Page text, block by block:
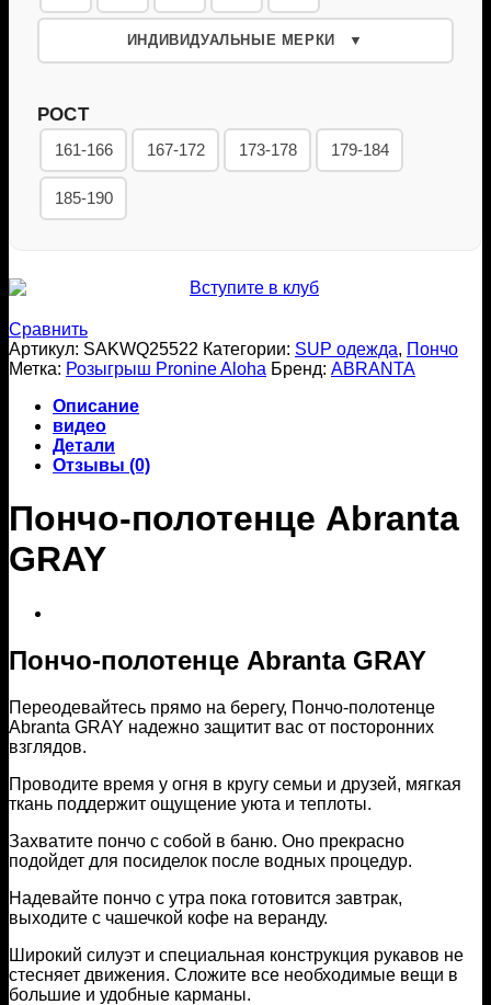
ИНДИВИДУАЛЬНЫЕ МЕРКИ ▼
РОСТ
161-166 167-172 173-178 179-184
185-190
Сравнить
Артикул: SAKWQ25522 Категории: SUP одежда, Пончо
Метка: Розыгрыш Pronine Aloha Бренд: ABRANTA
Описание
видео
Детали
Отзывы (0)
Пончо-полотенце Abranta
GRAY
Пончо-полотенце Abranta GRAY
Переодевайтесь прямо на берегу, Пончо-полотенце
Abranta GRAY надежно защитит вас от посторонних
взглядов.
Проводите время у огня в кругу семьи и друзей, мягкая
ткань поддержит ощущение уюта и теплоты.
Захватите пончо с собой в баню. Оно прекрасно
подойдет для посиделок после водных процедур.
Надевайте пончо с утра пока готовится завтрак,
выходите с чашечкой кофе на веранду.
Широкий силуэт и специальная конструкция рукавов не
стесняет движения. Сложите все необходимые вещи в
большие и удобные карманы.